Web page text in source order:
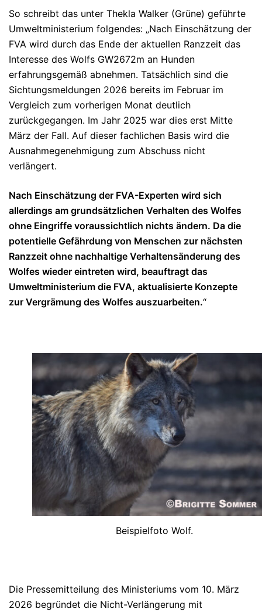
So schreibt das unter Thekla Walker (Grüne) geführte
Umweltministerium folgendes: „Nach Einschätzung der
FVA wird durch das Ende der aktuellen Ranzzeit das
Interesse des Wolfs GW2672m an Hunden
erfahrungsgemäß abnehmen. Tatsächlich sind die
Sichtungsmeldungen 2026 bereits im Februar im
Vergleich zum vorherigen Monat deutlich
zurückgegangen. Im Jahr 2025 war dies erst Mitte
März der Fall. Auf dieser fachlichen Basis wird die
Ausnahmegenehmigung zum Abschuss nicht
verlängert.
Nach Einschätzung der FVA-Experten wird sich
allerdings am grundsätzlichen Verhalten des Wolfes
ohne Eingriffe voraussichtlich nichts ändern. Da die
potentielle Gefährdung von Menschen zur nächsten
Ranzzeit ohne nachhaltige Verhaltensänderung des
Wolfes wieder eintreten wird, beauftragt das
Umweltministerium die FVA, aktualisierte Konzepte
zur Vergrämung des Wolfes auszuarbeiten.“
Beispielfoto Wolf.
Die Pressemitteilung des Ministeriums vom 10. März
2026 begründet die Nicht-Verlängerung mit